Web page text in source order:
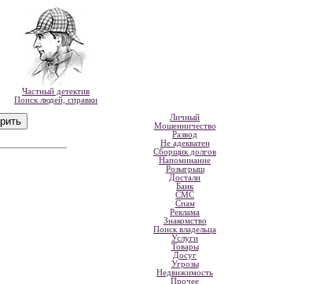
Частный детектив
Поиск людей, справки
Личный
Мошенничество
Развод
Не адекватен
Сборщик долгов
Напоминание
Розыгрыш
Достали
Банк
СМС
Спам
Реклама
Знакомство
Поиск владельца
Услуги
Товары
Досуг
Угрозы
Недвижимость
Прочее